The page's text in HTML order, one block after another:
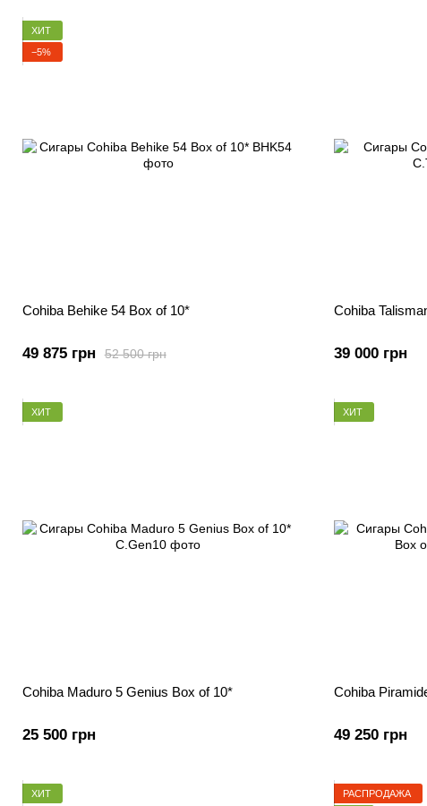
ХИТ
−5%
Cohiba Behike 54 Box of 10*
52 500 грн
49 875 грн
Cohiba
39 000 грн
ХИТ
Cohiba Maduro 5 Genius Box of 10*
25 500 грн
ХИТ
Cohiba
49 250 грн
ХИТ
РАСПРОДАЖА